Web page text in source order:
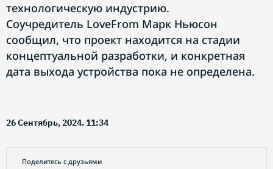
технологическую индустрию.
Соучредитель LoveFrom Марк Ньюсон
сообщил, что проект находится на стадии
концептуальной разработки, и конкретная
дата выхода устройства пока не определена.
26 Сентябрь, 2024. 11:34
Поделитесь с друзьями